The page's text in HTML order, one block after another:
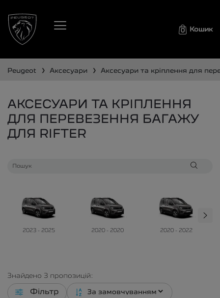
0 Кошик
peugeot ❯ аксесуари ❯ аксесуари та кріплення для
АКСЕСУАРИ ТА КРІПЛЕННЯ
ДЛЯ ПЕРЕВЕЗЕННЯ БАГАЖУ
ДЛЯ RIFTER
2023 - 2025 2020 - 2020 2020 - 2022
Знайдено 3 пропозицій:
Фільтр